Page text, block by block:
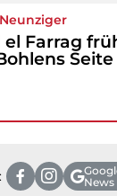
Farrag
Seite
News